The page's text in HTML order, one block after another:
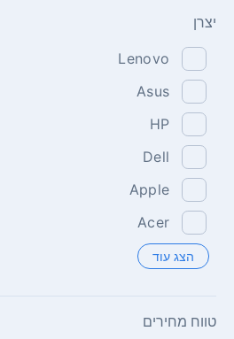
יצרן
Lenovo
Asus
HP
Dell
Apple
Acer
הצג עוד
טווח מחירים